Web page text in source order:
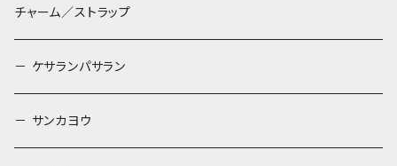
チャーム／ストラップ
－ ケサランパサラン
－ サンカヨウ